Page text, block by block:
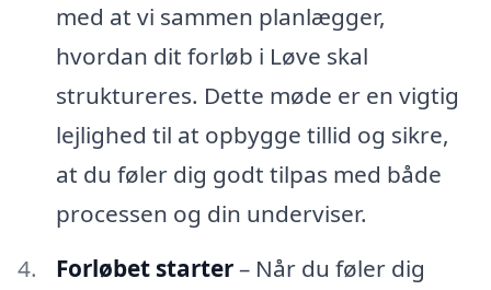
med at vi sammen planlægger,
hvordan dit forløb i Løve skal
struktureres. Dette møde er en vigtig
lejlighed til at opbygge tillid og sikre,
at du føler dig godt tilpas med både
processen og din underviser.
Forløbet starter– Når du føler dig